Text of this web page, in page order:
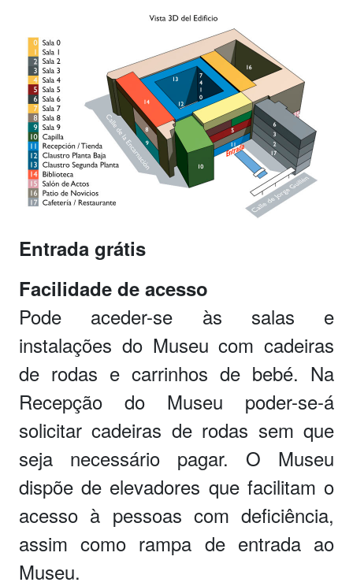
Entrada grátis
Facilidade de acesso
Pode aceder-se às salas e
instalações do Museu com cadeiras
de rodas e carrinhos de bebé. Na
Recepção do Museu poder-se-á
solicitar cadeiras de rodas sem que
seja necessário pagar. O Museu
dispõe de elevadores que facilitam o
acesso à pessoas com deficiência,
assim como rampa de entrada ao
Museu.